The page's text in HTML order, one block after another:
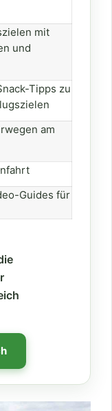
mit
und
Tipps zu
am
Guides für